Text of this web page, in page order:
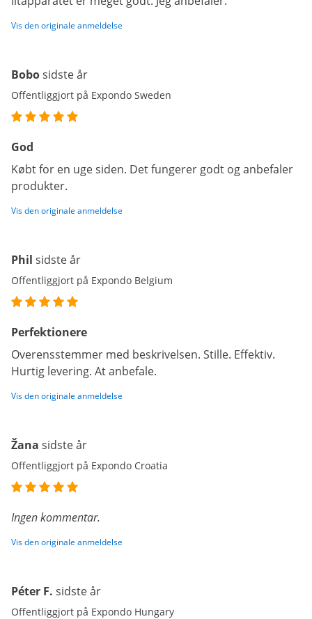
Vis den originale anmeldelse
Bobosidste år
Offentliggjort på Expondo Sweden
God
Købt for en uge siden. Det fungerer godt og anbefaler
produkter.
Vis den originale anmeldelse
Phil sidste år
Offentliggjort på Expondo Belgium
Perfektionere
Overensstemmer med beskrivelsen. Stille. Effektiv.
Hurtig levering. At anbefale.
Vis den originale anmeldelse
Žana sidste år
Offentliggjort på Expondo Croatia
Ingen kommentar.
Vis den originale anmeldelse
Péter F. sidste år
Offentliggjort på Expondo Hungary